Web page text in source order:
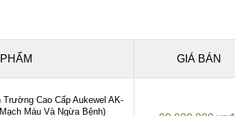
GIÁ BÁN
Cao Cấp Aukewel AK-
Máu Và Ngừa Bệnh)